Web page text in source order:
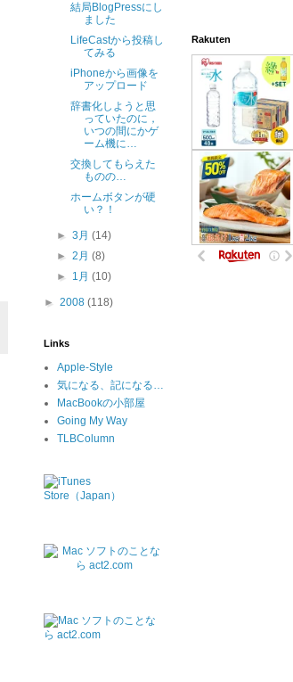
結局BlogPressにし
ました
LifeCastから投稿し
てみる
iPhoneから画像を
アップロード
辞書化しようと思
っていたのに，
いつの間にかゲ
ーム機に…
交換してもらえた
ものの…
ホームボタンが硬
い？！
►3月(14)
►2月(8)
► 1月(10)
► 2008 (118)
Links
Apple-Style
気になる、記になる…
MacBookの小部屋
Going My Way
TLBColumn
Rakuten